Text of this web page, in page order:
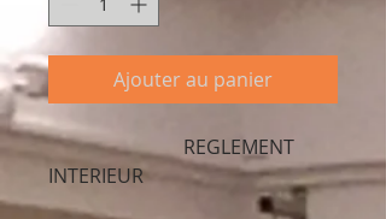
Ajouter au panier
REGLEMENT
INTERIEUR